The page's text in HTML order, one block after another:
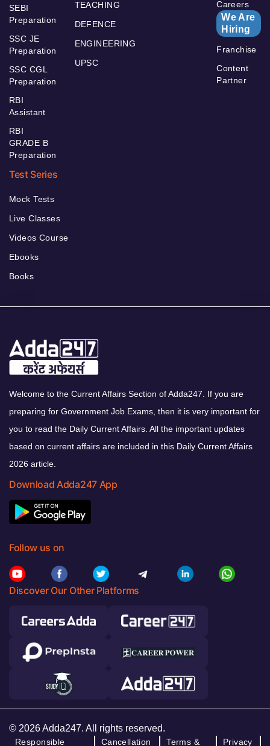
SEBI
Preparation
SSC JE
Preparation
SSC CGL
Preparation
RBI
Assistant
RBI
GRADE B
Preparation
TEACHING
DEFENCE
ENGINEERING
UPSC
Careers
We Are
Hiring
Franchise
Content
Partner
Test Series
Mock Tests
Live Classes
Videos Course
Ebooks
Books
Welcome to the Current Affairs Section of Adda247. If you are
preparing for Government Job Exams, then it is very important for
you to read the Daily Current Affairs. All the important updates
based on current affairs are included in this Daily Current Affairs
2026 article.
Download Adda247 App
Follow us on
Discover Our Other Platforms
© 2026 Adda247. All rights reserved.
Responsible Cancellation Terms & Privacy